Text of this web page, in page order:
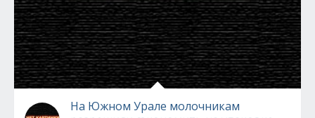
На Южном Урале молочникам